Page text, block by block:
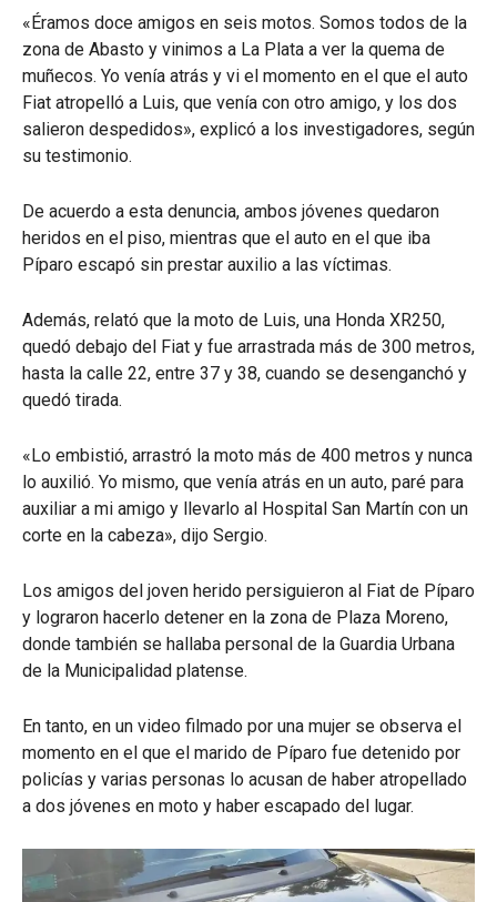
«Éramos doce amigos en seis motos. Somos todos de la
zona de Abasto y vinimos a La Plata a ver la quema de
muñecos. Yo venía atrás y vi el momento en el que el auto
Fiat atropelló a Luis, que venía con otro amigo, y los dos
salieron despedidos», explicó a los investigadores, según
su testimonio.
De acuerdo a esta denuncia, ambos jóvenes quedaron
heridos en el piso, mientras que el auto en el que iba
Píparo escapó sin prestar auxilio a las víctimas.
Además, relató que la moto de Luis, una Honda XR250,
quedó debajo del Fiat y fue arrastrada más de 300 metros,
hasta la calle 22, entre 37 y 38, cuando se desenganchó y
quedó tirada.
«Lo embistió, arrastró la moto más de 400 metros y nunca
lo auxilió. Yo mismo, que venía atrás en un auto, paré para
auxiliar a mi amigo y llevarlo al Hospital San Martín con un
corte en la cabeza», dijo Sergio.
Los amigos del joven herido persiguieron al Fiat de Píparo
y lograron hacerlo detener en la zona de Plaza Moreno,
donde también se hallaba personal de la Guardia Urbana
de la Municipalidad platense.
En tanto, en un video filmado por una mujer se observa el
momento en el que el marido de Píparo fue detenido por
policías y varias personas lo acusan de haber atropellado
a dos jóvenes en moto y haber escapado del lugar.